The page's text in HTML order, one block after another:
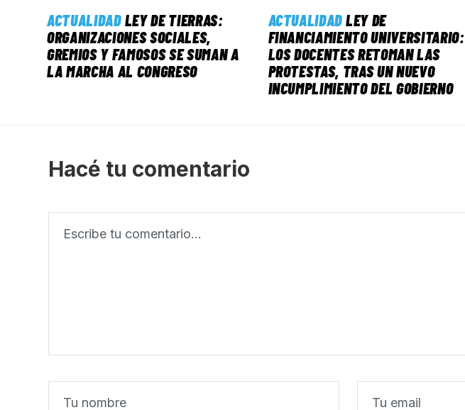
ACTUALIDAD LEY DE TIERRAS:
ORGANIZACIONES SOCIALES,
GREMIOS Y FAMOSOS SE SUMAN A
LA MARCHA AL CONGRESO
ACTUALIDADLEY DE
FINANCIAMIENTO UNIVERSITARIO:
LOS DOCENTES RETOMAN LAS
PROTESTAS, TRAS UN NUEVO
INCUMPLIMIENTO DEL GOBIERNO
Hacé tu comentario